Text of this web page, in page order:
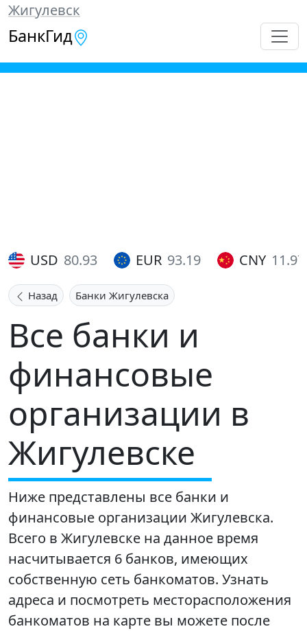
Жигулевск
БанкГид
USD 80.93 EUR 93.19 CNY 11.97
Назад Банки Жигулевска
Все банки и
финансовые
организации в
Жигулевске
Ниже представлены все банки и
финансовые организации Жигулевска.
Всего в Жигулевске на данное время
насчитывается 6 банков, имеющих
собственную сеть банкоматов. Узнать
адреса и посмотреть месторасположения
банкоматов на карте вы можете после